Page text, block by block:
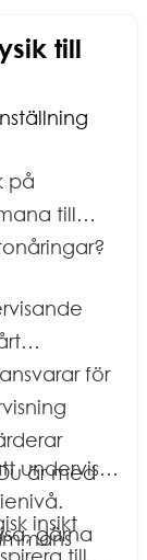
till
:
på
till
för
är med
undervisa
gärna
insikt